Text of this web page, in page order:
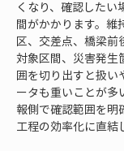
くなり、確認した
間がかかります。維
区、交差点、橋梁前
対象区間、災害発生
囲を切り出すと扱い
ータも重いことが多
報側で確認範囲を明
工程の効率化に直結